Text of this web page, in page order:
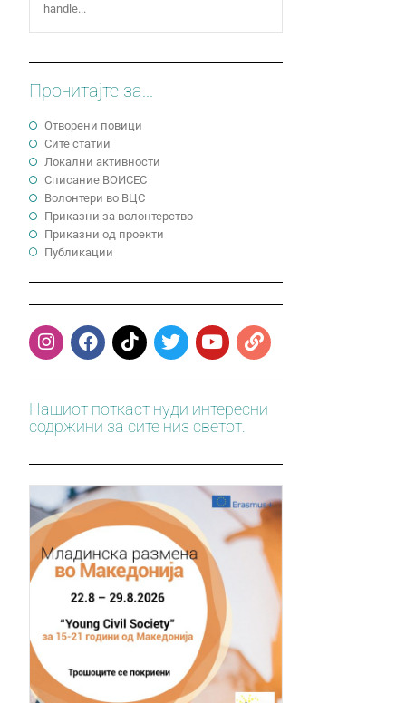
handle...
Прочитајте за...
Отворени повици
Сите статии
Локални активности
Cписание ВОИСЕС
Волонтери во ВЦС
Приказни за волонтерство
Приказни од проекти
Публикации
Нашиот поткаст нуди интересни
содржини за сите низ светот.